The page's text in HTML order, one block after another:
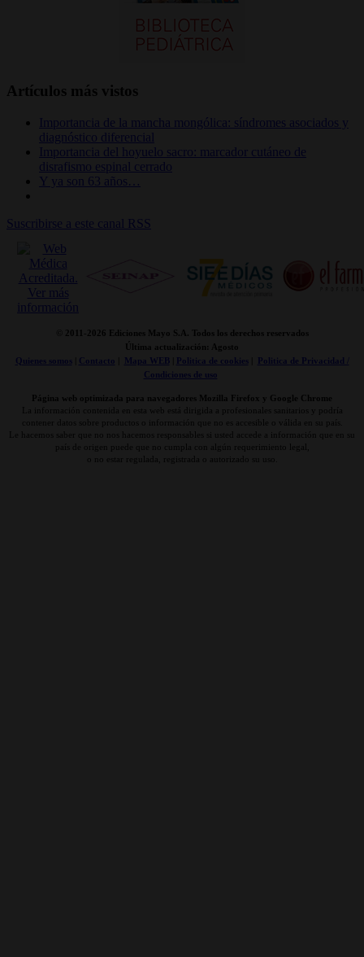
Artículos más vistos
Importancia de la mancha mongólica: síndromes asociados y
diagnóstico diferencial
Importancia del hoyuelo sacro: marcador cutáneo de
disrafismo espinal cerrado
Y ya son 63 años…
Suscribirse a este canal RSS
© 2011- 2026 Ediciones Mayo S.A. Todos los derechos reservados
Última actualización: Agosto
Quienes somos| Contacto Mapa WEB| Politica de cookies|
Politica de Privacidad /
Condiciones de uso
Página web optimizada para navegadores Mozilla Firefox y Google Chrome
La información contenida en esta web está dirigida a profesionales sanitarios y podría
contener datos sobre productos o información que no es accesible o válida en su país.
Le hacemos saber que no nos hacemos responsables si usted accede a información que en su
país de origen puede que no cumpla con algún requerimiento legal,
o no estar regulada, registrada o autorizado su uso.